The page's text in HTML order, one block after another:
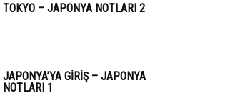
TOKYO – JAPONYA NOTLARI 2
JAPONYA’YA GIRIŞ – JAPONYA
NOTLARI 1